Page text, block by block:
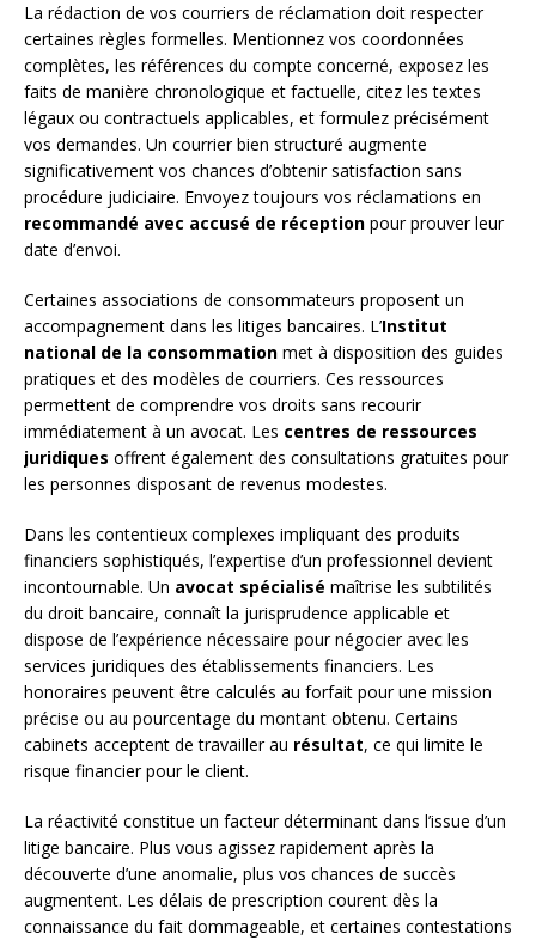
La rédaction de vos courriers de réclamation doit respecter
certaines règles formelles. Mentionnez vos coordonnées
complètes, les références du compte concerné, exposez les
faits de manière chronologique et factuelle, citez les textes
légaux ou contractuels applicables, et formulez précisément
vos demandes. Un courrier bien structuré augmente
significativement vos chances d’obtenir satisfaction sans
procédure judiciaire. Envoyez toujours vos réclamations en
recommandé avec accusé de réception pour prouver leur
date d’envoi.
Certaines associations de consommateurs proposent un
accompagnement dans les litiges bancaires. L’Institut
national de la consommation met à disposition des guides
pratiques et des modèles de courriers. Ces ressources
permettent de comprendre vos droits sans recourir
immédiatement à un avocat. Les centres de ressources
juridiques offrent également des consultations gratuites pour
les personnes disposant de revenus modestes.
Dans les contentieux complexes impliquant des produits
financiers sophistiqués, l’expertise d’un professionnel devient
incontournable. Un avocat spécialisé maîtrise les subtilités
du droit bancaire, connaît la jurisprudence applicable et
dispose de l’expérience nécessaire pour négocier avec les
services juridiques des établissements financiers. Les
honoraires peuvent être calculés au forfait pour une mission
précise ou au pourcentage du montant obtenu. Certains
cabinets acceptent de travailler au résultat, ce qui limite le
risque financier pour le client.
La réactivité constitue un facteur déterminant dans l’issue d’un
litige bancaire. Plus vous agissez rapidement après la
découverte d’une anomalie, plus vos chances de succès
augmentent. Les délais de prescription courent dès la
connaissance du fait dommageable, et certaines contestations